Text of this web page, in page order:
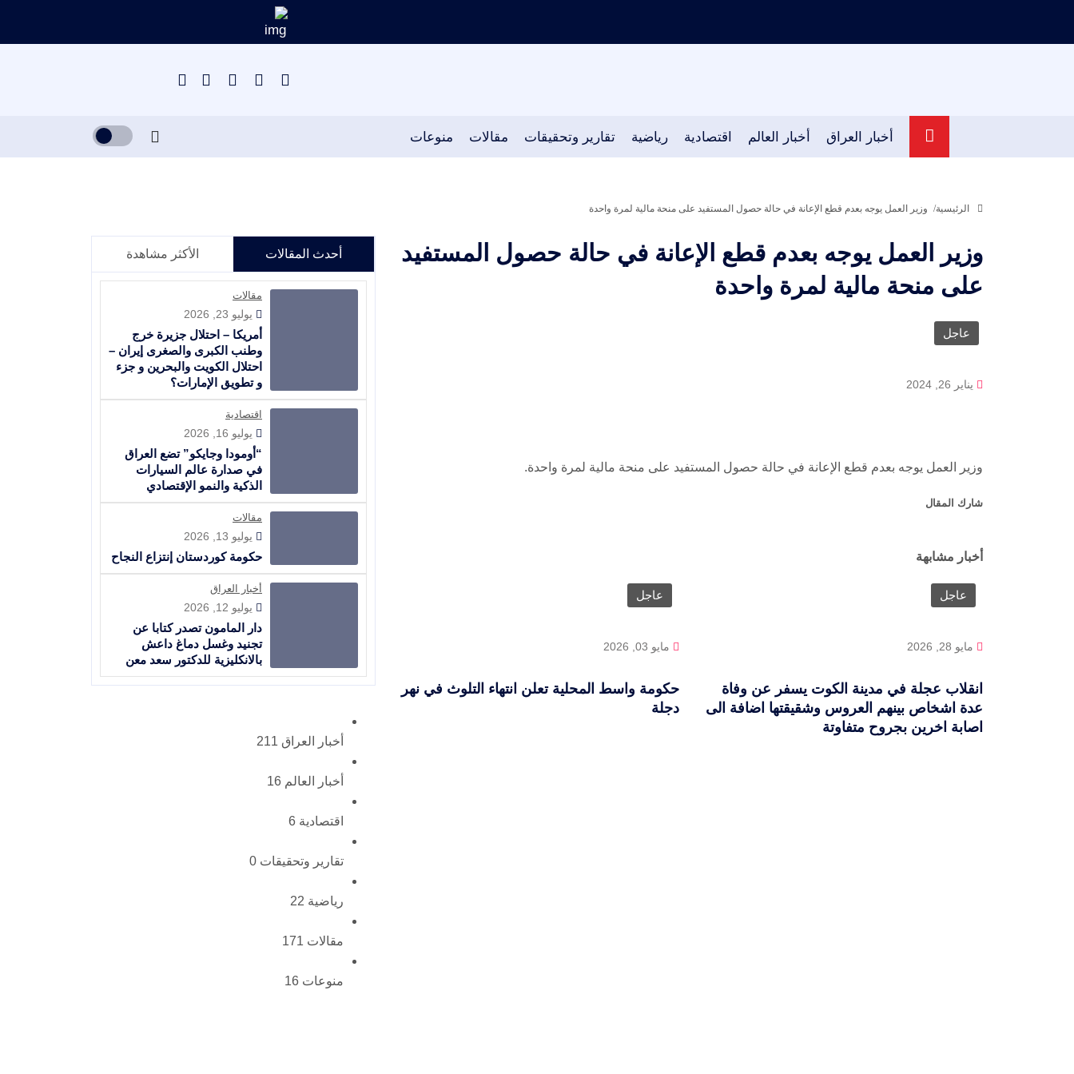
أخبار العراق أخبار العالم اقتصادية رياضية تقارير وتحقيقات مقالات منوعات
الرئيسية وزير العمل يوجه بعدم قطع الإعانة في حالة حصول المستفيد على منحة مالية لمرة واحدة
وزير العمل يوجه بعدم قطع الإعانة في حالة حصول المستفيد
على منحة مالية لمرة واحدة
عاجل
يناير 26, 2024
وزير العمل يوجه بعدم قطع الإعانة في حالة حصول المستفيد على منحة مالية لمرة واحدة.
شارك المقال
أخبار مشابهة
عاجل
مايو 28, 2026
انقلاب عجلة في مدينة الكوت يسفر عن وفاة
عدة اشخاص بينهم العروس وشقيقتها اضافة الى
اصابة اخرين بجروح متفاوتة
عاجل
مايو 03, 2026
حكومة واسط المحلية تعلن انتهاء التلوث في نهر
دجلة
أحدث المقالات الأكثر مشاهدة
مقالات
يوليو 23, 2026
أمريكا – احتلال جزيرة خرج
وطنب الكبرى والصغرى إيران –
احتلال الكويت والبحرين و جزء
و تطويق الإمارات؟
اقتصادية
يوليو 16, 2026
“أومودا وجايكو” تضع العراق
في صدارة عالم السيارات
الذكية والنمو الإقتصادي
مقالات
يوليو 13, 2026
حكومة كوردستان إنتزاع النجاح
أخبار العراق
يوليو 12, 2026
دار المامون تصدر كتابا عن
تجنيد وغسل دماغ داعش
بالانكليزية للدكتور سعد معن
أخبار العراق 211
أخبار العالم 16
اقتصادية 6
تقارير وتحقيقات 0
رياضية 22
مقالات 171
منوعات 16